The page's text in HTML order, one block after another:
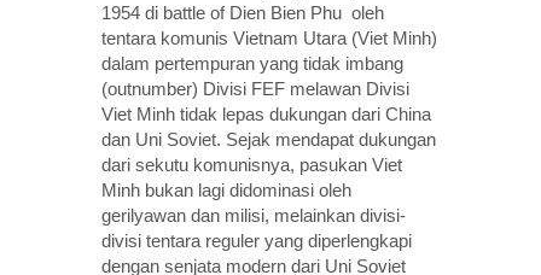
1954 di battle of Dien Bien Phu oleh
tentara komunis Vietnam Utara (Viet Minh)
dalam pertempuran yang tidak imbang
(outnumber) Divisi FEF melawan Divisi
Viet Minh tidak lepas dukungan dari China
dan Uni Soviet. Sejak mendapat dukungan
dari sekutu komunisnya, pasukan Viet
Minh bukan lagi didominasi oleh
gerilyawan dan milisi, melainkan divisi-
divisi tentara reguler yang diperlengkapi
dengan senjata modern dari Uni Soviet